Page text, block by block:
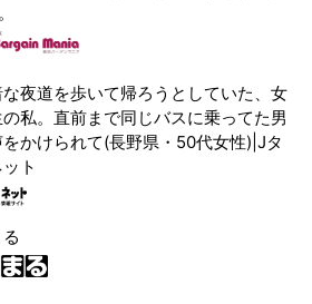
夜道を歩いて帰ろうとしていた、女
私。直前まで同じバスに乗ってた男
かけられて(長野県・50代女性)|Jタ
ト